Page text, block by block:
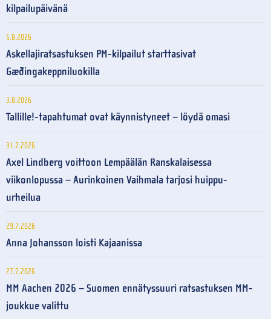
kilpailupäivänä
5.8.2026
Askellajiratsastuksen PM-kilpailut starttasivat
Gæðingakeppniluokilla
3.8.2026
Tallille!-tapahtumat ovat käynnistyneet – löydä omasi
31.7.2026
Axel Lindberg voittoon Lempäälän Ranskalaisessa
viikonlopussa – Aurinkoinen Vaihmala tarjosi huippu-
urheilua
29.7.2026
Anna Johansson loisti Kajaanissa
27.7.2026
MM Aachen 2026 – Suomen ennätyssuuri ratsastuksen MM-
joukkue valittu